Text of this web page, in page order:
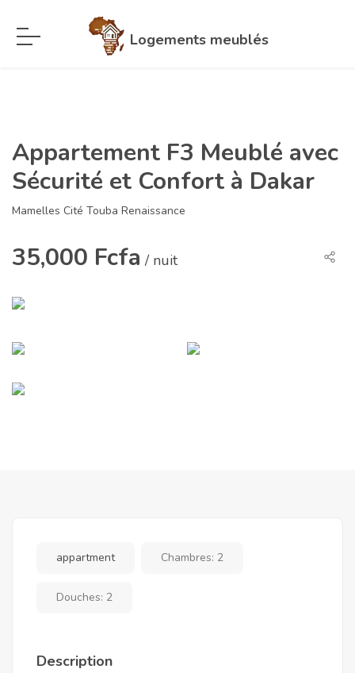
Logements meublés
Appartement F3 Meublé avec
Sécurité et Confort à Dakar
Mamelles Cité Touba Renaissance
35,000 Fcfa / nuit
appartment Chambres: 2
Douches: 2
Description